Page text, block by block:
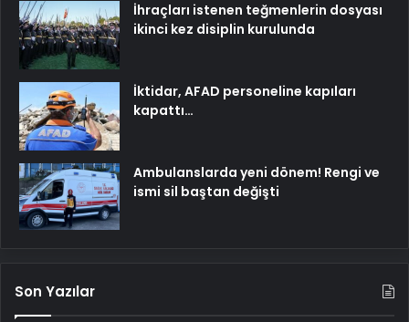
İhraçları istenen teğmenlerin dosyası
ikinci kez disiplin kurulunda
İktidar, AFAD personeline kapıları
kapattı…
Ambulanslarda yeni dönem! Rengi ve
ismi sil baştan değişti
Son Yazılar